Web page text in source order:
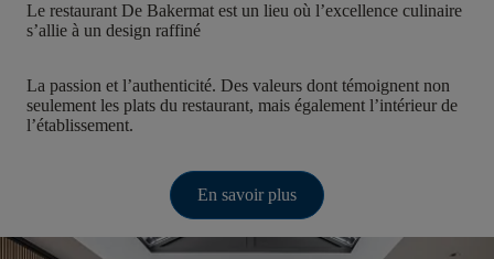
Le restaurant De Bakermat est un lieu où l’excellence culinaire
s’allie à un design raffiné
La passion et l’authenticité. Des valeurs dont témoignent non
seulement les plats du restaurant, mais également l’intérieur de
l’établissement.
En savoir plus